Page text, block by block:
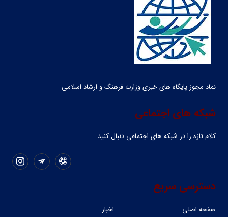
نماد مجوز پایگاه های خبری وزارت فرهنگ و ارشاد اسلامی
شبکه های اجتماعی
کلام تازه را در شبکه ‌های اجتماعی دنبال کنید.
دسترسی سریع
صفحه اصلی
اخبار